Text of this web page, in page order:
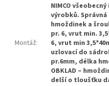
Montáž:
NIMCO
výrobků.
hmoždinek a
pr. 6, vrut min.
6, vrut min
uzlovací do
pr.6mm, délka
OBKLAD –
delší o tloušťku